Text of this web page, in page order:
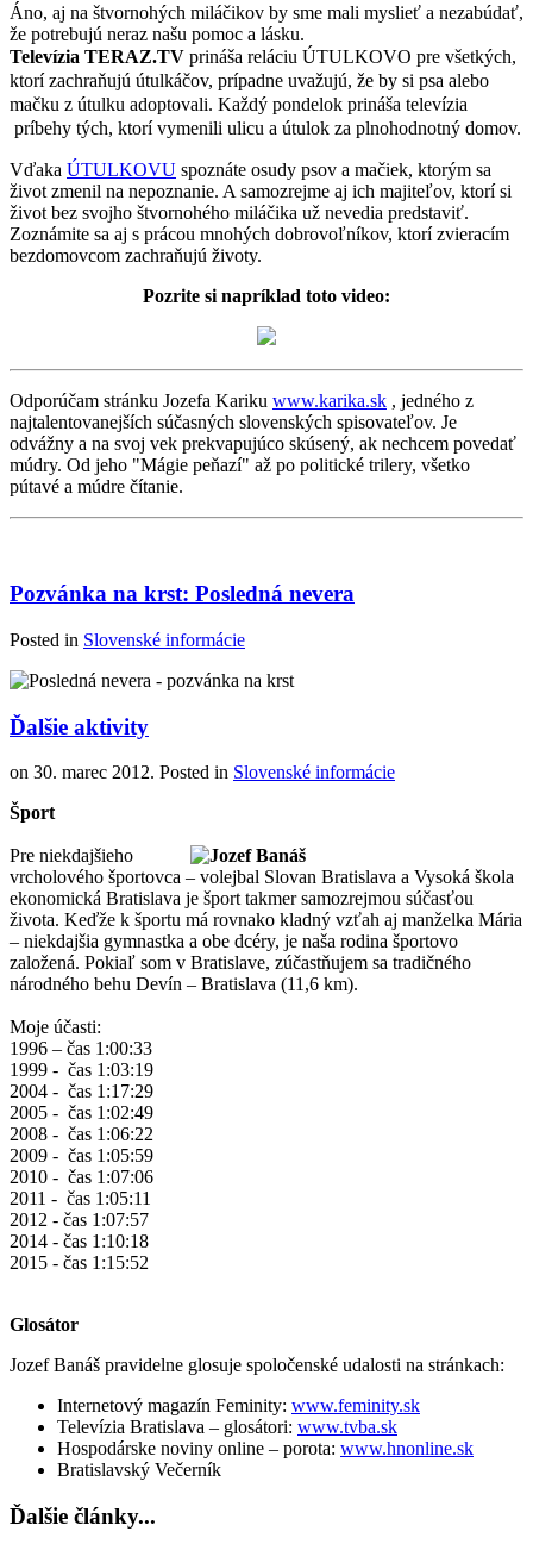
Áno, aj na štvornohých miláčikov by sme mali myslieť a nezabúdať,
že potrebujú neraz našu pomoc a lásku.
Televízia TERAZ.TV prináša reláciu ÚTULKOVO pre všetkých,
ktorí zachraňujú útulkáčov, prípadne uvažujú, že by si psa alebo
mačku z útulku adoptovali. Každý pondelok prináša televízia
príbehy tých, ktorí vymenili ulicu a útulok za plnohodnotný domov.
Vďaka ÚTULKOVU spoznáte osudy psov a mačiek, ktorým sa
život zmenil na nepoznanie. A samozrejme aj ich majiteľov, ktorí si
život bez svojho štvornohého miláčika už nevedia predstaviť.
Zoznámite sa aj s prácou mnohých dobrovoľníkov, ktorí zvieracím
bezdomovcom zachraňujú životy.
Pozrite si napríklad toto video:
Odporúčam stránku Jozefa Kariku www.karika.sk , jedného z
najtalentovanejších súčasných slovenských spisovateľov. Je
odvážny a na svoj vek prekvapujúco skúsený, ak nechcem povedať
múdry. Od jeho "Mágie peňazí" až po politické trilery, všetko
pútavé a múdre čítanie.
Pozvánka na krst: Posledná nevera
Posted in Slovenské informácie
Ďalšie aktivity
on 30. marec 2012. Posted in Slovenské informácie
Šport
Pre niekdajšieho
vrcholového športovca – volejbal Slovan Bratislava a Vysoká škola
ekonomická Bratislava je šport takmer samozrejmou súčasťou
života. Keďže k športu má rovnako kladný vzťah aj manželka Mária
– niekdajšia gymnastka a obe dcéry, je naša rodina športovo
založená. Pokiaľ som v Bratislave, zúčastňujem sa tradičného
národného behu Devín – Bratislava (11,6 km).
Moje účasti:
1996 – čas 1:00:33
1999 - čas 1:03:19
2004 - čas 1:17:29
2005 - čas 1:02:49
2008 - čas 1:06:22
2009 - čas 1:05:59
2010 - čas 1:07:06
2011 - čas 1:05:11
2012 - čas 1:07:57
2014 - čas 1:10:18
2015 - čas 1:15:52
Glosátor
Jozef Banáš pravidelne glosuje spoločenské udalosti na stránkach:
Internetový magazín Feminity: www.feminity.sk
Televízia Bratislava – glosátori: www.tvba.sk
Hospodárske noviny online – porota: www.hnonline.sk
Bratislavský Večerník
Ďalšie články...